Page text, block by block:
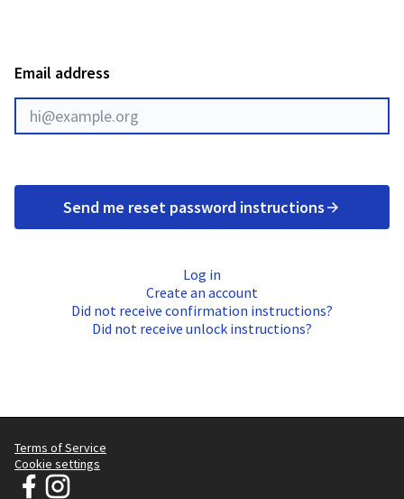
Email address
Send me reset password instructions
Log in
Create an account
Did not receive confirmation instructions?
Did not receive unlock instructions?
Terms of Service
Cookie settings
ဂျေတီ ကြော်ငြာ ချက် - အဝတ်အစား သန့်ရှင်း ရေး လှုပ်ရှား မှု at Facebook
ဂျေတီ ကြော်ငြာ ချက် - အဝတ်အစား သန့်ရှင်း ရေး လှုပ်ရှား မှု at